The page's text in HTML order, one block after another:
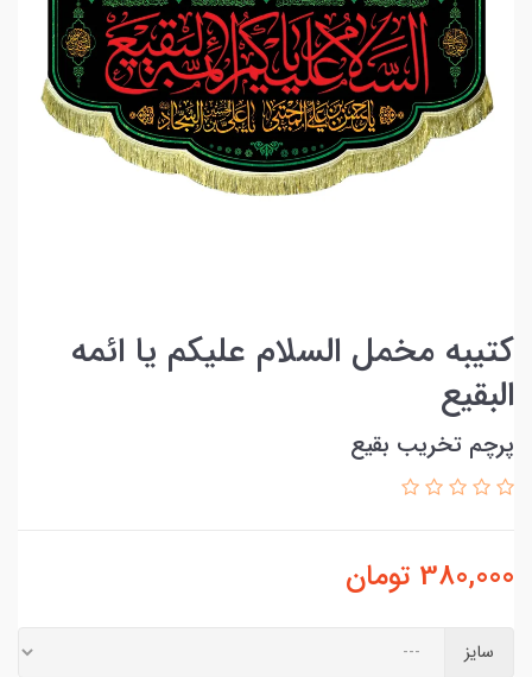
کتیبه مخمل السلام علیکم یا ائمه
البقیع
پرچم تخریب بقیع
380,000 تومان
سایز